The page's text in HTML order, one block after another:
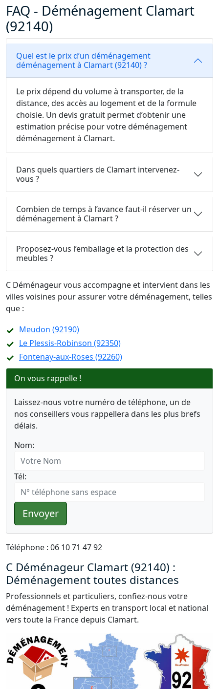
FAQ - Déménagement Clamart
(92140)
Quel est le prix d’un déménagement
déménagement à Clamart (92140) ?
Le prix dépend du volume à transporter, de la
distance, des accès au logement et de la formule
choisie. Un devis gratuit permet d’obtenir une
estimation précise pour votre déménagement
déménagement à Clamart.
Dans quels quartiers de Clamart intervenez-
vous ?
Combien de temps à l’avance faut-il réserver un
déménagement à Clamart ?
Proposez-vous l’emballage et la protection des
meubles ?
C Déménageur vous accompagne et intervient dans les
villes voisines pour assurer votre déménagement, telles
que :
Meudon (92190)
Le Plessis-Robinson (92350)
Fontenay-aux-Roses (92260)
On vous rappelle !
Laissez-nous votre numéro de téléphone, un de
nos conseillers vous rappellera dans les plus brefs
délais.
Nom:
Tél:
Envoyer
Téléphone : 06 10 71 47 92
C Déménageur Clamart (92140) :
Déménagement toutes distances
Professionnels et particuliers, confiez-nous votre
déménagement ! Experts en transport local et national
vers toute la France depuis Clamart.